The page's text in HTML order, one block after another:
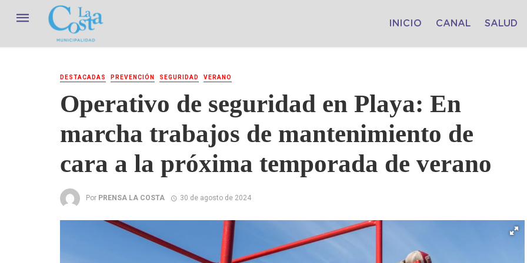
INICIO CANAL SALUD
DESTACADAS PREVENCIÓN SEGURIDAD VERANO
Operativo de seguridad en Playa: En
marcha trabajos de mantenimiento de
cara a la próxima temporada de verano
Por PRENSA LA COSTA 30 de agosto de 2024